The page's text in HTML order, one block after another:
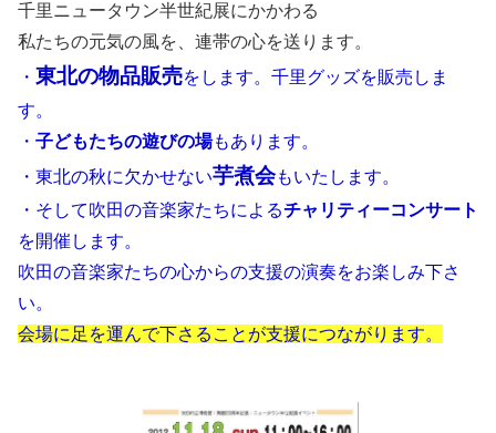
千里ニュータウン半世紀展にかかわる
私たちの元気の風を、連帯の心を送ります。
・ 東北の物品販売をします。千里グッズを販売しま
す。
・ 子どもたちの遊びの場もあります。
・東北の秋に欠かせない芋煮会もいたします。
・そして吹田の音楽家たちによるチャリティーコンサート
を開催します。
吹田の音楽家たちの心からの支援の演奏をお楽しみ下さ
い。
会場に足を運んで下さることが支援につながります。